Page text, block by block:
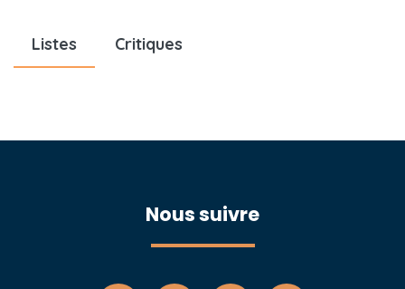
Listes Critiques
Nous suivre